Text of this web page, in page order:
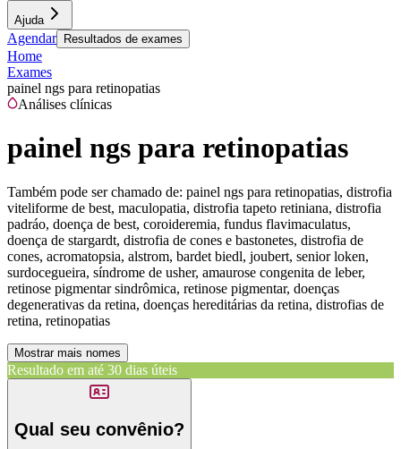
Ajuda
Agendar Resultados de exames
Home
Exames
painel ngs para retinopatias
Análises clínicas
painel ngs para retinopatias
Também pode ser chamado de: painel ngs para retinopatias, distrofia
viteliforme de best, maculopatia, distrofia tapeto retiniana, distrofia
padráo, doença de best, coroideremia, fundus flavimaculatus,
doença de stargardt, distrofia de cones e bastonetes, distrofia de
cones, acromatopsia, alstrom, bardet biedl, joubert, senior loken,
surdocegueira, síndrome de usher, amaurose congenita de leber,
retinose pigmentar sindrômica, retinose pigmentar, doenças
degenerativas da retina, doenças hereditárias da retina, distrofias de
retina, retinopatias
Mostrar mais nomes
Resultado em até 30 dias úteis
Qual seu convênio?